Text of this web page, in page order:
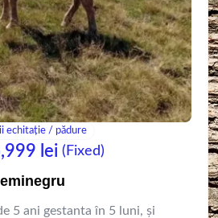
echitație / pădure
lei (Fixed)
5 ani gestanta în 5 luni, și